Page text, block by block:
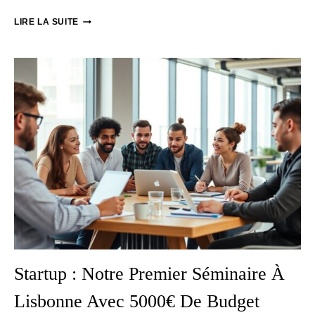
LIRE LA SUITEÉDITEUR
RETRAITE
Startup : Notre Premier Séminaire À
Lisbonne Avec 5000€ De Budget